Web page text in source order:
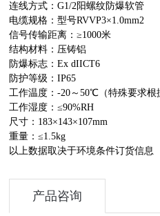
连线方式：G1/2阳螺纹防爆软管
电缆规格：型号RVVP3×1.0mm2
信号传输距离：≥1000米
结构材料：压铸铝
防爆标志：Ex dIICT6
防护等级：IP65
工作温度：-20 ～50℃ （特殊要求根
工作湿度：≤90%RH
尺寸： 183×143×107mm
重量：≤1.5kg
以上数据取决于环境条件订货信息
产品咨询